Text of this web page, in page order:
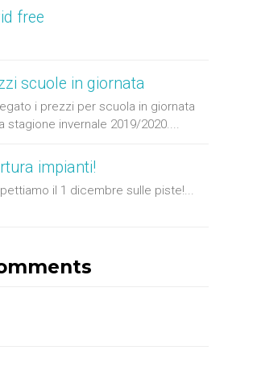
free
scuole in giornata
i prezzi per scuola in giornata
stagione invernale 2019/2020....
impianti!
il 1 dicembre sulle piste!...